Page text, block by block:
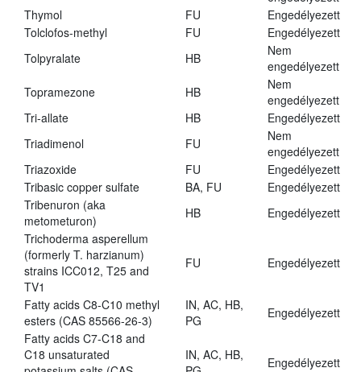
Thymol
FU
Engedélyezett
Tolclofos-methyl
FU
Engedélyezett
Tolpyralate
HB
Nem
engedélyezett
Topramezone
HB
Nem
engedélyezett
Tri-allate
HB
Engedélyezett
Triadimenol
FU
Nem
engedélyezett
Triazoxide
FU
Engedélyezett
Tribasic copper sulfate
BA, FU
Engedélyezett
Tribenuron (aka
metometuron)
HB
Engedélyezett
Trichoderma asperellum
(formerly T. harzianum)
strains ICC012, T25 and
TV1
FU Engedélyezett
Fatty acids C8-C10 methyl
esters (CAS 85566-26-3)
IN, AC, HB,
PG
Engedélyezett
Fatty acids C7-C18 and
C18 unsaturated
IN, AC, HB,
Engedélyezett